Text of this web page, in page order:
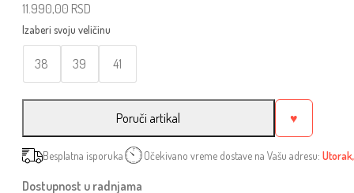
11.990,00 RSD
38 39 41
Poruči artikal ♥
Besplatna isporuka Očekivano vreme dostave na Vašu adresu:
Dostupnost u radnjama